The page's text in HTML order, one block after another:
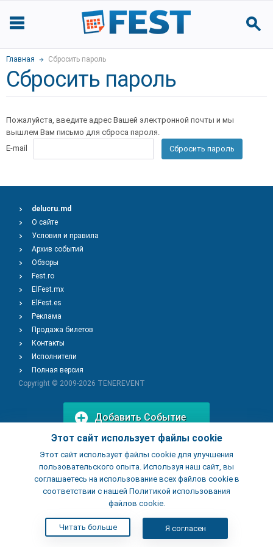
Главная Сбросить пароль
Сбросить пароль
Пожалуйста, введите адрес Вашей электронной почты и мы
вышлем Вам письмо для сброса пароля.
E-mail
Сбросить пароль
Этот сайт использует файлы cookie
Этот сайт использует файлы cookie для улучшения
пользовательского опыта. Используя наш сайт, вы
соглашаетесь на использование всех файлов cookie в
соответствии с нашей Политикой использования
файлов cookie.
Читать больше Я согласен
delucru.md
О сайте
Условия и правила
Архив событий
Обзоры
Fest.ro
ElFest.mx
ElFest.es
Реклама
Продажа билетов
Контакты
Исполнители
Полная версия
Copyright © 2009-2026 TENEREVENT
Добавить Событие
Добавить Заведение